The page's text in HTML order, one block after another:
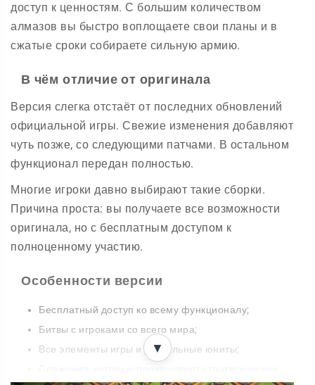
доступ к ценностям. С большим количеством
алмазов вы быстро воплощаете свои планы и в
сжатые сроки собираете сильную армию.
В чём отличие от оригинала
Версия слегка отстаёт от последних обновлений
официальной игры. Свежие изменения добавляют
чуть позже, со следующими патчами. В остальном
функционал передан полностью.
Многие игроки давно выбирают такие сборки.
Причина проста: вы получаете все возможности
оригинала, но с бесплатным доступом к
полноценному участию.
Особенности версии
Бесплатный доступ ко всему функционалу;
Битвы с игроками со всего мира;
Все элементы игры и уникальные юниты;
▼